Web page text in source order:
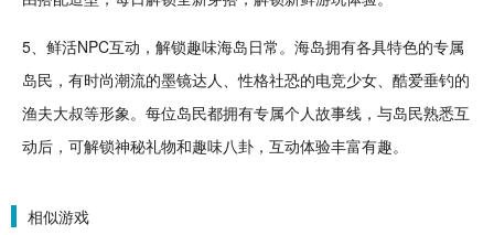
5、鲜活NPC互动，解锁趣味海岛日常。海岛拥有各具特色的专属
岛民，有时尚潮流的墨镜达人、性格社恐的电竞少女 、酷爱垂钓的
渔夫大叔等形象。每位岛民都拥有专属个人故事线，与岛民熟悉互
动后，可解锁神秘礼物和趣味八卦，互动体验丰富有趣。
相似游戏